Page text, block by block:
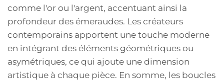
comme l'or ou l'argent, accentuant ainsi la
profondeur des émeraudes. Les créateurs
contemporains apportent une touche moderne
en intégrant des éléments géométriques ou
asymétriques, ce qui ajoute une dimension
artistique à chaque pièce. En somme, les boucles